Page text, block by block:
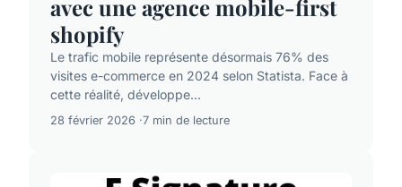
avec une agence mobile-first
shopify
Le trafic mobile représente désormais 76% des
visites e-commerce en 2024 selon Statista. Face à
cette réalité, développe...
28 février 2026 7 min de lecture